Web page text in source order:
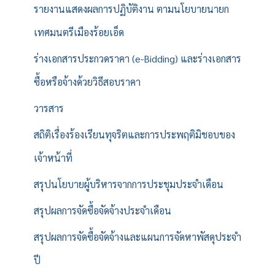
รายงานแสดงผลการปฏิบัติงาน ตามนโยบายนายก
เทศมนตรีเมืองร้อยเอ็ด
ร่างเอกสารประกวดราคา (e-Bidding) และร่างเอกสาร
ซื้อหรือจ้างด้วยวิธีสอบราคา
วารสาร
สถิติเรื่องร้องเรียนทุจริตและการประพฤติมิชอบของ
เจ้าหน้าที่
สรุปนโยบายผู้บริหารจากการประชุมประจำเดือน
สรุปผลการจัดซื้อจัดจ้างประจำเดือน
สรุปผลการจัดซื้อจัดจ้างและแผนการจัดหาพัสดุประจำ
ปี